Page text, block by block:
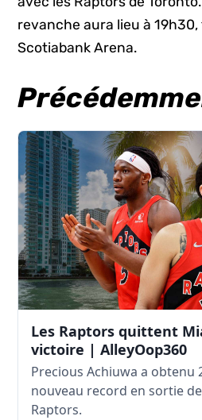
revanche aura lieu à
Scotiabank Arena.
Les Raptors quittent
victoire | AlleyOop360
Precious Achiuwa a obtenu
nouveau record en sortie
Raptors.